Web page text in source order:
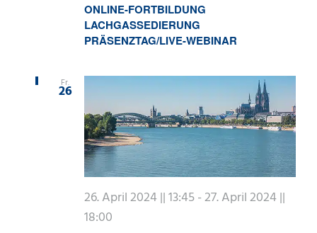
ONLINE-FORTBILDUNG
LACHGASSEDIERUNG
PRÄSENZTAG/LIVE-WEBINAR
Fr.
26
26. April 2024 || 13:45-27. April 2024 ||
18:00